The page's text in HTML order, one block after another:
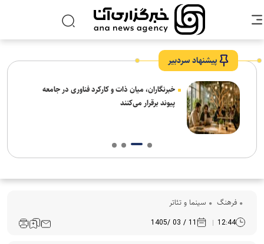
پیشنهاد سردبیر
خبرنگاران، میان ذات و کارکرد فناوری در جامعه
پیوند برقرار می‌کنند
فرهنگ‌ سینما و تئاتر
12:44
11 / 03 /1405